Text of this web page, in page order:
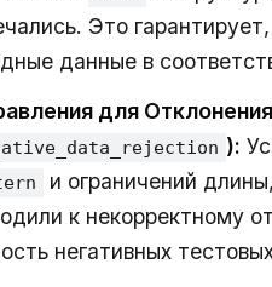
Это
данные в
для
):
и ограничений
к некорректному
негативных